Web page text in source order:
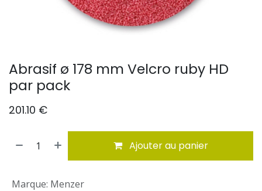
Abrasif ø 178 mm Velcro ruby HD
par pack
201.10 €
Ajouter au panier
Marque: Menzer